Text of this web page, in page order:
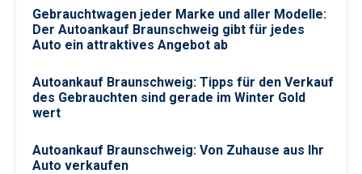
Gebrauchtwagen jeder Marke und aller Modelle:
Der Autoankauf Braunschweig gibt für jedes
Auto ein attraktives Angebot ab
Autoankauf Braunschweig: Tipps für den Verkauf
des Gebrauchten sind gerade im Winter Gold
wert
Autoankauf Braunschweig: Von Zuhause aus Ihr
Auto verkaufen